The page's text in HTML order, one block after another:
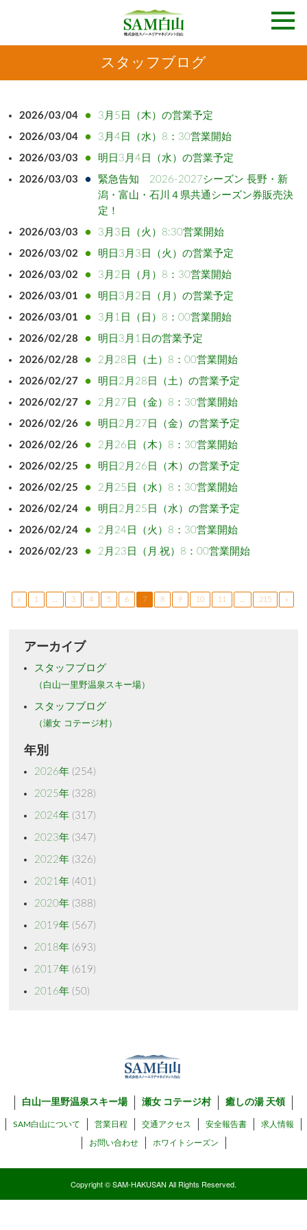
スタッフブログ
2026/03/04 3月5日（木）の営業予定
2026/03/04 3月4日（水）8：30営業開始
2026/03/03 明日3月4日（水）の営業予定
2026/03/03
緊急告知 2026-2027シーズン 長野・新
潟・富山・石川４県共通シーズン券販売決
定！
2026/03/03 3月3日（火）8:30営業開始
2026/03/02 明日3月3日（火）の営業予定
2026/03/02 3月2日（月）8：30営業開始
2026/03/01 明日3月2日（月）の営業予定
2026/03/01 3月1日（日）8：00営業開始
2026/02/28 明日3月1日の営業予定
2026/02/28 2月28日（土）8：00営業開始
2026/02/27 明日2月28日（土）の営業予定
2026/02/27 2月27日（金）8：30営業開始
2026/02/26 明日2月27日（金）の営業予定
2026/02/26 2月26日（木）8：30営業開始
2026/02/25 明日2月26日（木）の営業予定
2026/02/25 2月25日（水）8：30営業開始
2026/02/24 明日2月25日（水）の営業予定
2026/02/24 2月24日（火）8：30営業開始
2026/02/23 2月23日（月.祝）8：00営業開始
« 1 3 4 5 6 7 8 9 10 11 215 »
アーカイブ
スタッフブログ
（白山一里野温泉スキー場）
スタッフブログ
（瀬女 コテージ村）
年別
2026年(254)
2025年(328)
2024年(317)
2023年(347)
2022年(326)
2021年(401)
2020年(388)
2019年(567)
2018年(693)
2017年(619)
2016年(50)
白山一里野温泉スキー場 瀬女 コテージ村 癒しの湯 天領
SAM白山について 営業日程 交通アクセス 安全報告書 求人情報
お問い合わせ ホワイトシーズン
Copyright © SAM-HAKUSAN All Rights Reserved.